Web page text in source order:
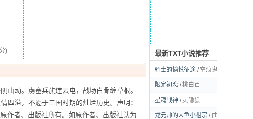
) 最新TXT小说推荐
骑士的愉悦征途 / 空痕鬼彻
限定初恋 /桃白百
星魂战神 / 灵隐狐
龙元帅的人鱼小祖宗 / 曲流逸
山动。虏塞兵旗连云屯，战场白骨缠草根。
四溢，不逊于三国时期的灿烂历史。声明：
作者、出版社所有。如原作者、出版社认为